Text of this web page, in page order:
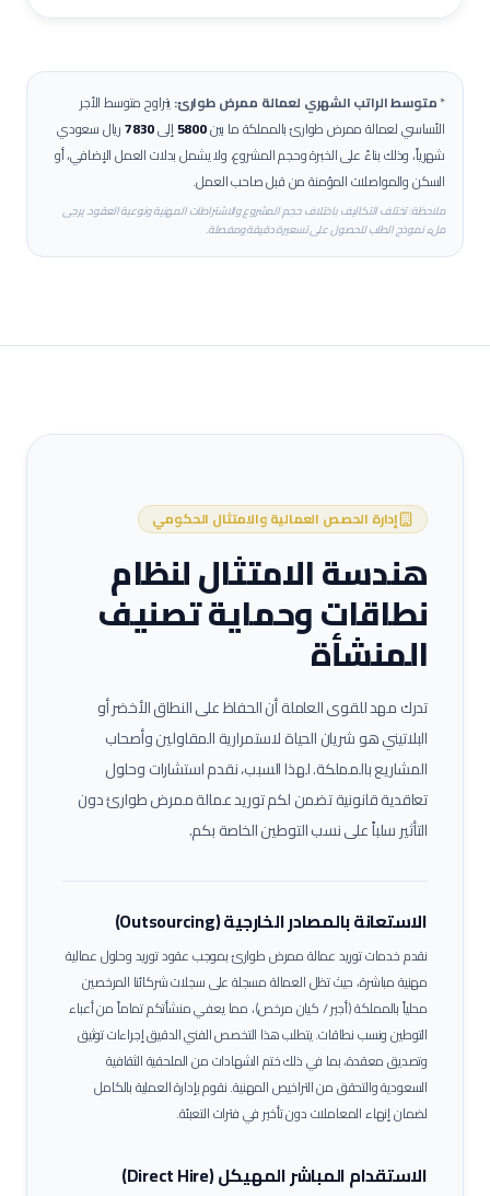
*متوسط الراتب الشهري لعمالة ممرض طوارئ:يتراوح متوسط الأجر
الأساسي لعمالةممرض طوارئبالمملكة ما بين5800إلى7830ريال سعودي
شهرياً، وذلك بناءً على الخبرة وحجم المشروع، ولا يشمل بدلات العمل الإضافي، أو
السكن والمواصلات المؤمنة من قبل صاحب العمل.
ملاحظة: تختلف التكاليف باختلاف حجم المشروع والاشتراطات المهنية ونوعية العقود. يرجى
ملء نموذج الطلب للحصول على تسعيرة دقيقة ومفصلة.
إدارة الحصص العمالية والامتثال الحكومي
هندسة الامتثال لنظام
نطاقات وحماية تصنيف
المنشأة
تدرك مهد للقوى العاملة أن الحفاظ على النطاق الأخضر أو
البلاتيني هو شريان الحياة لاستمرارية المقاولين وأصحاب
المشاريع بالمملكة. لهذا السبب، نقدم استشارات وحلول
تعاقدية قانونية تضمن لكم توريد عمالةممرض طوارئدون
التأثير سلباً على نسب التوطين الخاصة بكم.
الاستعانة بالمصادر الخارجية (Outsourcing)
نقدم خدمات توريد عمالةممرض طوارئبموجب عقود توريد وحلول عمالية
مهنية مباشرة، حيث تظل العمالة مسجلة على سجلات شركائنا المرخصين
محلياً بالمملكة (أجير / كيان مرخص)، مما يعفي منشأتكم تماماً من أعباء
التوطين ونسب نطاقات.يتطلب هذا التخصص الفني الدقيق إجراءات توثيق
وتصديق معقدة، بما في ذلك ختم الشهادات من الملحقية الثقافية
السعودية والتحقق من التراخيص المهنية. نقوم بإدارة العملية بالكامل
لضمان إنهاء المعاملات دون تأخير في فترات التعبئة.
الاستقدام المباشر المهيكل (Direct Hire)